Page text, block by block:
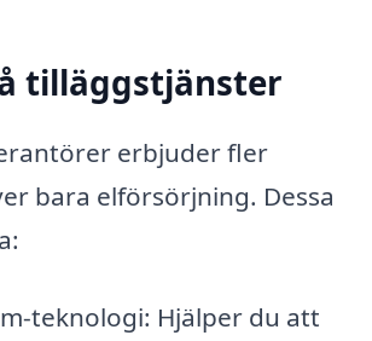
tilläggstjänster
erbjuder fler
bara elförsörjning. Dessa
teknologi: Hjälper du att